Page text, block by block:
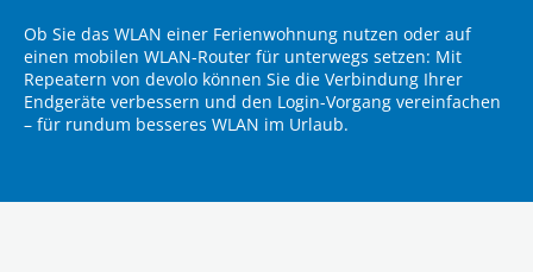
Ob Sie das WLAN einer Ferienwohnung nutzen oder auf
einen mobilen WLAN-Router für unterwegs setzen: Mit
Repeatern von devolo können Sie die Verbindung Ihrer
Endgeräte verbessern und den Login-Vorgang vereinfachen
– für rundum besseres WLAN im Urlaub.